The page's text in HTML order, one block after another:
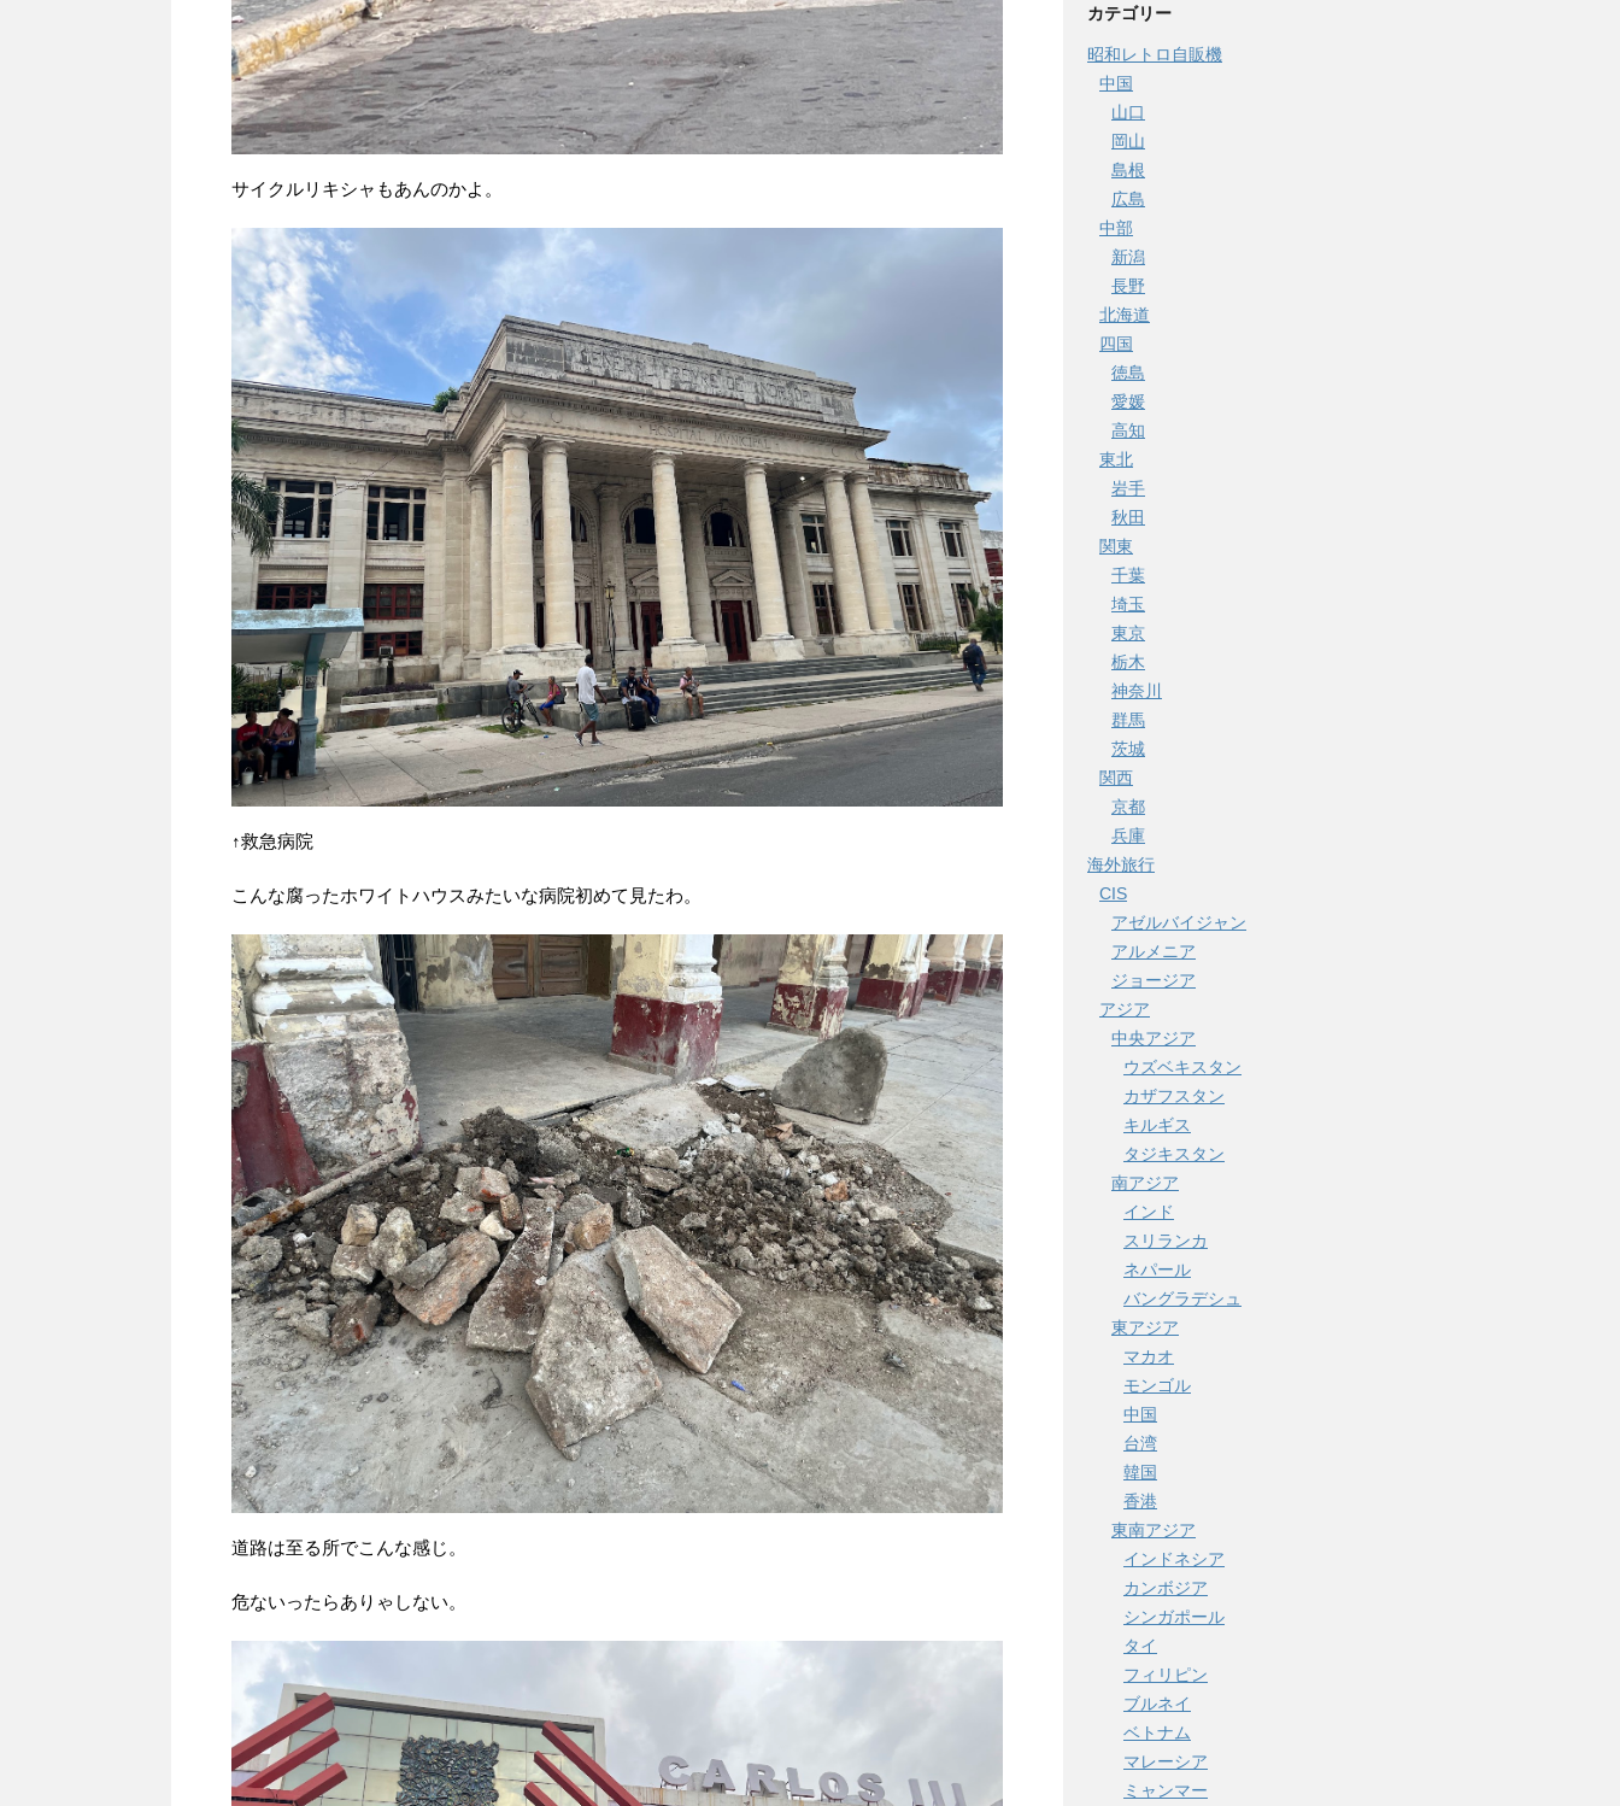
サイクルリキシャもあんのかよ。
↑救急病院
こんな腐ったホワイトハウスみたいな病院初めて見たわ。
道路は至る所でこんな感じ。
危ないったらありゃしない。
カテゴリー
昭和レトロ自販機
中国
山口
岡山
島根
広島
中部
新潟
長野
北海道
四国
徳島
愛媛
高知
東北
岩手
秋田
関東
千葉
埼玉
東京
栃木
神奈川
群馬
茨城
関西
京都
兵庫
海外旅行
CIS
アゼルバイジャン
アルメニア
ジョージア
アジア
中央アジア
ウズベキスタン
カザフスタン
キルギス
タジキスタン
南アジア
インド
スリランカ
ネパール
バングラデシュ
東アジア
マカオ
モンゴル
中国
台湾
韓国
香港
東南アジア
インドネシア
カンボジア
シンガポール
タイ
フィリピン
ブルネイ
ベトナム
マレーシア
ミャンマー